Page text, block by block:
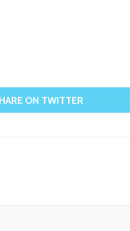
ON TWITTER